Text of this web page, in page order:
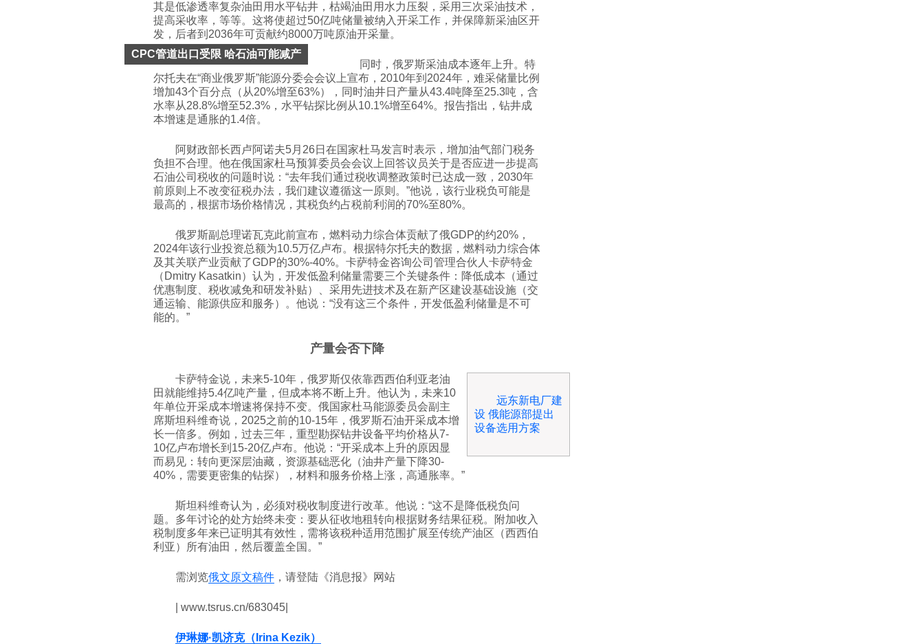
其是低渗透率复杂油田用水平钻井，枯竭油田用水力压裂，采用三次采油技术，
提高采收率，等等。这将使超过50亿吨储量被纳入开采工作，并保障新采油区开
发，后者到2036年可贡献约8000万吨原油开采量。
CPC管道出口受限 哈石油可能减产
同时，俄罗斯采油成本逐年上升。特
尔托夫在“商业俄罗斯”能源分委会会议上宣布，2010年到2024年，难采储量比例
增加43个百分点（从20%增至63%），同时油井日产量从43.4吨降至25.3吨，含
水率从28.8%增至52.3%，水平钻探比例从10.1%增至64%。报告指出，钻井成
本增速是通胀的1.4倍。
阿财政部长西卢阿诺夫5月26日在国家杜马发言时表示，增加油气部门税务
负担不合理。他在俄国家杜马预算委员会会议上回答议员关于是否应进一步提高
石油公司税收的问题时说：“去年我们通过税收调整政策时已达成一致，2030年
前原则上不改变征税办法，我们建议遵循这一原则。”他说，该行业税负可能是
最高的，根据市场价格情况，其税负约占税前利润的70%至80%。
俄罗斯副总理诺瓦克此前宣布，燃料动力综合体贡献了俄GDP的约20%，
2024年该行业投资总额为10.5万亿卢布。根据特尔托夫的数据，燃料动力综合体
及其关联产业贡献了GDP的30%-40%。卡萨特金咨询公司管理合伙人卡萨特金
（Dmitry Kasatkin）认为，开发低盈利储量需要三个关键条件：降低成本（通过
优惠制度、税收减免和研发补贴）、采用先进技术及在新产区建设基础设施（交
通运输、能源供应和服务）。他说：“没有这三个条件，开发低盈利储量是不可
能的。”
产量会否下降
远东新电厂建
设 俄能源部提出
设备选用方案
卡萨特金说，未来5-10年，俄罗斯仅依靠西西伯利亚老油
田就能维持5.4亿吨产量，但成本将不断上升。他认为，未来10
年单位开采成本增速将保持不变。俄国家杜马能源委员会副主
席斯坦科维奇说，2025之前的10-15年，俄罗斯石油开采成本增
长一倍多。例如，过去三年，重型勘探钻井设备平均价格从7-
10亿卢布增长到15-20亿卢布。他说：“开采成本上升的原因显
而易见：转向更深层油藏，资源基础恶化（油井产量下降30-
40%，需要更密集的钻探），材料和服务价格上涨，高通胀率。”
斯坦科维奇认为，必须对税收制度进行改革。他说：“这不是降低税负问
题。多年讨论的处方始终未变：要从征收地租转向根据财务结果征税。附加收入
税制度多年来已证明其有效性，需将该税种适用范围扩展至传统产油区（西西伯
利亚）所有油田，然后覆盖全国。”
需浏览俄文原文稿件 ，请登陆《消息报》网站
| www.tsrus.cn/683045|
伊琳娜·凯济克（Irina Kezik）